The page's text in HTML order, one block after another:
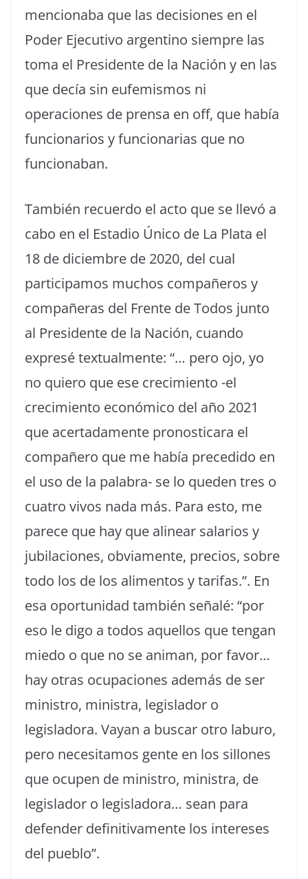
mencionaba que las decisiones en el
Poder Ejecutivo argentino siempre las
toma el Presidente de la Nación y en las
que decía sin eufemismos ni
operaciones de prensa en off, que había
funcionarios y funcionarias que no
funcionaban.
También recuerdo el acto que se llevó a
cabo en el Estadio Único de La Plata el
18 de diciembre de 2020, del cual
participamos muchos compañeros y
compañeras del Frente de Todos junto
al Presidente de la Nación, cuando
expresé textualmente: “… pero ojo, yo
no quiero que ese crecimiento -el
crecimiento económico del año 2021
que acertadamente pronosticara el
compañero que me había precedido en
el uso de la palabra- se lo queden tres o
cuatro vivos nada más. Para esto, me
parece que hay que alinear salarios y
jubilaciones, obviamente, precios, sobre
todo los de los alimentos y tarifas.”. En
esa oportunidad también señalé: “por
eso le digo a todos aquellos que tengan
miedo o que no se animan, por favor…
hay otras ocupaciones además de ser
ministro, ministra, legislador o
legisladora. Vayan a buscar otro laburo,
pero necesitamos gente en los sillones
que ocupen de ministro, ministra, de
legislador o legisladora… sean para
defender definitivamente los intereses
del pueblo”.